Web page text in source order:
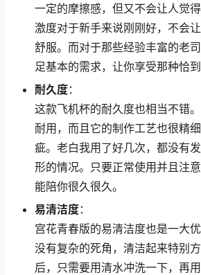
一定的摩擦感，但又不会让人觉
激度对于新手来说刚刚好，不会
舒服。而对于那些经验丰富的老
足基本的需求，让你享受那种恰到
耐久度：
这款飞机杯的耐久度也相当不错
耐用，而且它的制作工艺也很精
疵。老白我用了好几次，都没有
形的情况。只要正常使用并且注
能陪你很久很久。
易清洁度：
宫花青春版的易清洁度也是一大
没有复杂的死角，清洁起来特别
后，只需要用清水冲洗一下，再